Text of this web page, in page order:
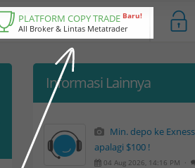
PLATFORM COPY TRADE Baru!
All Broker & Lintas Metatrader
Informasi Lainnya
Min. depo ke
apalagi $100 !
04 Aug 2026, 14:16 PM ·